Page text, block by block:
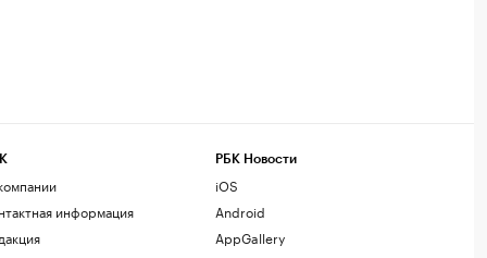
информация
РБК Новости
iOS
Android
AppGallery